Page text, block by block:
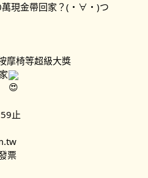
現金帶回家？(・∀・)つ
摩椅等超級大獎
止
票